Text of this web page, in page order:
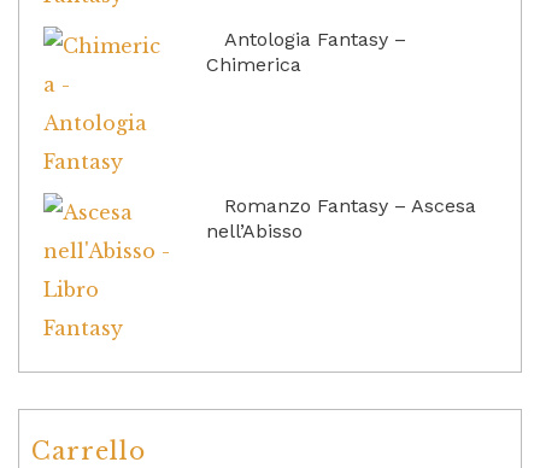
Antologia Fantasy –
Chimerica
Romanzo Fantasy – Ascesa
nell’Abisso
Carrello